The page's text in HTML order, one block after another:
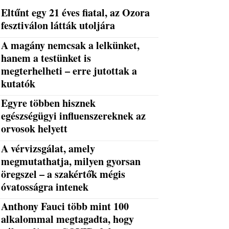
Eltűnt egy 21 éves fiatal, az Ozora
fesztiválon látták utoljára
A magány nemcsak a lelkünket,
hanem a testünket is
megterhelheti – erre jutottak a
kutatók
Egyre többen hisznek
egészségügyi influenszereknek az
orvosok helyett
A vérvizsgálat, amely
megmutathatja, milyen gyorsan
öregszel – a szakértők mégis
óvatosságra intenek
Anthony Fauci több mint 100
alkalommal megtagadta, hogy